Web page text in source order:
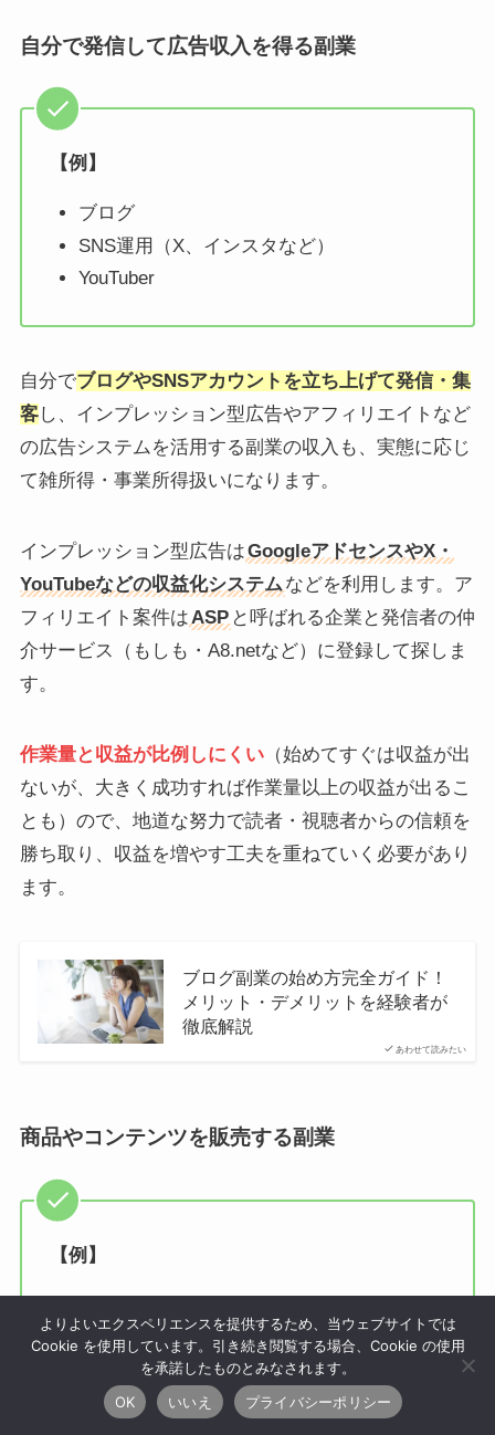
自分で発信して広告収入を得る副業
【例】
ブログ
SNS運用（X、インスタなど）
YouTuber
自分でブログやSNSアカウントを立ち上げて発信・集
客し、インプレッション型広告やアフィリエイトなど
の広告システムを活用する副業の収入も、実態に応じ
て雑所得・事業所得扱いになります。
インプレッション型広告はGoogleアドセンスやX・
YouTubeなどの収益化システム などを利用します。ア
フィリエイト案件は ASP と呼ばれる企業と発信者の仲
介サービス（もしも・A8.netなど）に登録して探しま
す。
作業量と収益が比例しにくい（始めてすぐは収益が出
ないが、大きく成功すれば作業量以上の収益が出るこ
とも）ので、地道な努力で読者・視聴者からの信頼を
勝ち取り、収益を増やす工夫を重ねていく必要があり
ます。
あわせて読みたい
ブログ副業の始め方完全ガイド！
メリット・デメリットを経験者が
徹底解説
商品やコンテンツを販売する副業
【例】
インサロンなど）
ハンドメイド販売
フリマアプリでの販売（営利目的で継続的
に販売している場合。不用な日用品の販売
よりよいエクスペリエンスを提供するため、当ウェブサイトでは
Cookie を使用しています。引き続き閲覧する場合、Cookie の使用
を承諾したものとみなされます。
OK
いいえ プライバシーポリシー